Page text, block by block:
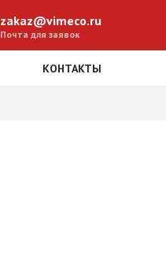
zakaz@vimeco.ru
Почта для заявок
КОНТАКТЫ